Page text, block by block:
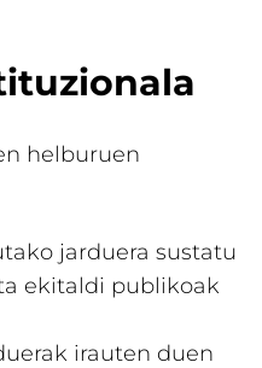
helburuen
jarduera sustatu
ekitaldi publikoak
irauten duen